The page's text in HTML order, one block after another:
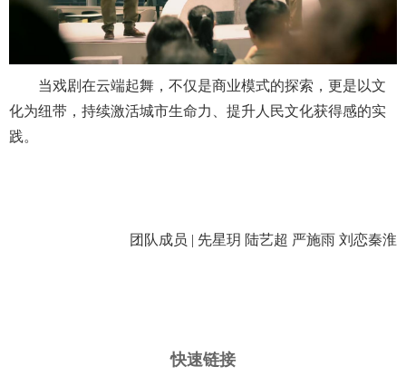
当戏剧在云端起舞，不仅是商业模式的探索，更是以文
化为纽带，持续激活城市生命力、提升人民文化获得感的实
践。
团队成员 | 先星玥 陆艺超 严施雨 刘恋秦淮
快速链接